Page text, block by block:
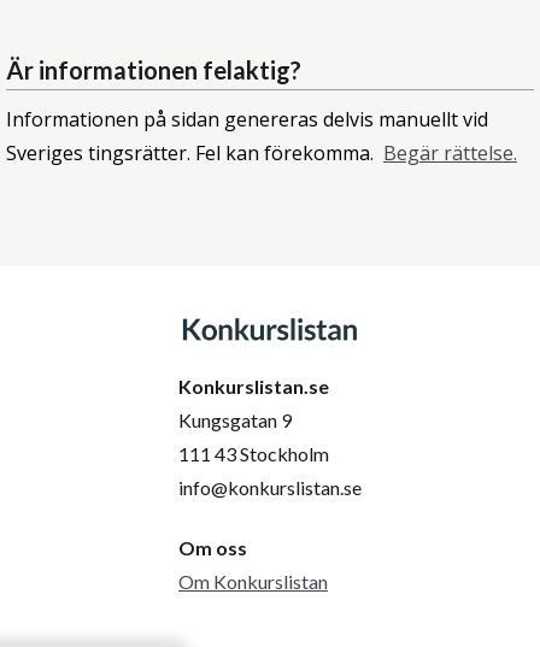
Är informationen felaktig?
Informationen på sidan genereras delvis manuellt vid
Sveriges tingsrätter. Fel kan förekomma. Begär rättelse.
Konkurslistan.se
Kungsgatan 9
111 43 Stockholm
info@konkurslistan.se
Om oss
Om Konkurslistan